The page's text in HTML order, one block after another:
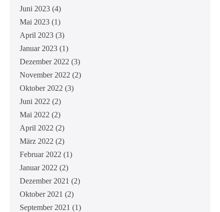
Juni 2023 (4)
Mai 2023 (1)
April 2023 (3)
Januar 2023 (1)
Dezember 2022 (3)
November 2022 (2)
Oktober 2022 (3)
Juni 2022 (2)
Mai 2022 (2)
April 2022 (2)
März 2022 (2)
Februar 2022 (1)
Januar 2022 (2)
Dezember 2021 (2)
Oktober 2021 (2)
September 2021 (1)